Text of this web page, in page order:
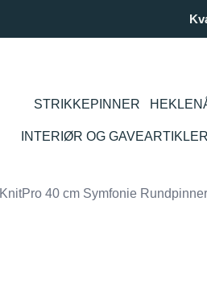
STRIKKEPINNER
INTERIØR OG GAVEARTIKLER
KnitPro 40 cm Symfonie Rundpinner